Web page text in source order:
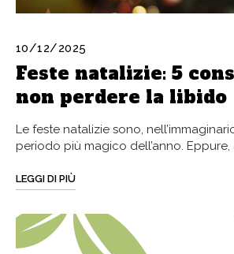
10/12/2025
Feste natalizie: 5
non perdere la libido
Le feste natalizie sono,
periodo più magico dell’anno.
LEGGI DI PIÙ